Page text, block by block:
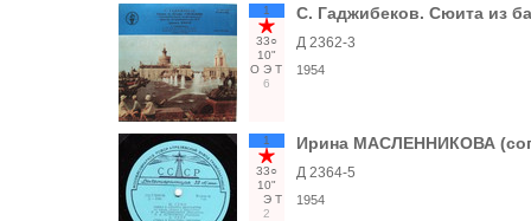
1
33○
10"
О Э Т
6
С. Гаджибеков. Сюита из
Д 2362-3
1954
1
33○
10"
Э Т
2
Ирина МАСЛЕННИКОВА
Д 2364-5
1954